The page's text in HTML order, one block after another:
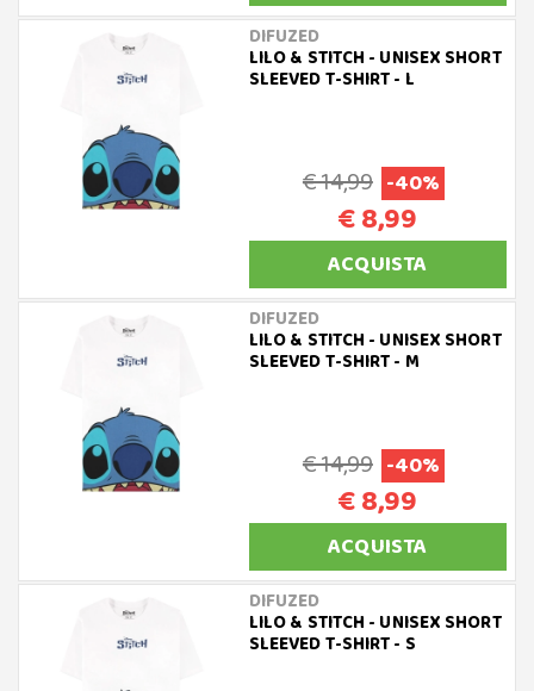
DIFUZED
LILO & STITCH - UNISEX SHORT
SLEEVED T-SHIRT - L
€ 14,99 -40%
€ 8,99
ACQUISTA
DIFUZED
LILO & STITCH - UNISEX SHORT
SLEEVED T-SHIRT - M
€ 14,99 -40%
€ 8,99
ACQUISTA
DIFUZED
LILO & STITCH - UNISEX SHORT
SLEEVED T-SHIRT - S